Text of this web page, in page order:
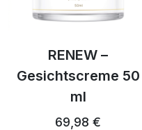
RENEW –
Gesichtscreme 50
ml
69,98 €